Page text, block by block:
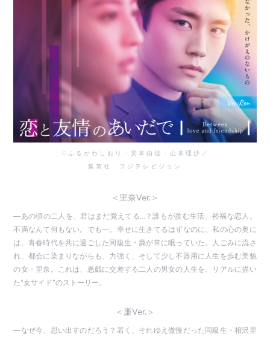
©ふるかわしおり・安本由佳・山本理沙／
集英社 フジテレビジョン
＜里奈Ver.＞
―あの頃の二人を、君はまだ覚えてる…？誰もが羨む生活、裕福な恋人。
不満なんて何もない。でも―。幸せに生きてるはずなのに、私の心の奥に
は、青春時代を共に過ごした同級生・廉が常に眠っていた。人ごみに流さ
れ、都会に染まりながらも、力強く、そして少し不器用に人生を歩む美貌
の女・里奈。これは、悪戯に交差する二人の男女の人生を、リアルに描い
た“女サイド”のストーリー。
＜廉Ver.＞
―なぜ今、思い出すのだろう？若く、それゆえ傲慢だった同級生・相沢里